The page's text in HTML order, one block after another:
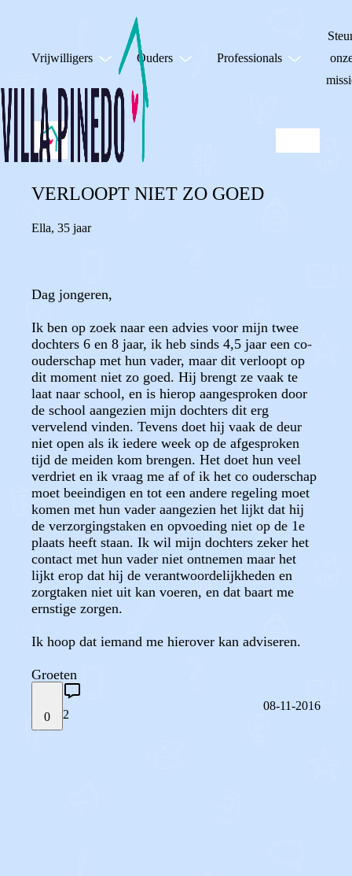
Vrijwilligers Ouders Professionals
VERLOOPT NIET ZO GOED
Ella, 35 jaar
Dag jongeren,
Ik ben op zoek naar een advies voor mijn twee
dochters 6 en 8 jaar, ik heb sinds 4,5 jaar een co-
ouderschap met hun vader, maar dit verloopt op
dit moment niet zo goed. Hij brengt ze vaak te
laat naar school, en is hierop aangesproken door
de school aangezien mijn dochters dit erg
vervelend vinden. Tevens doet hij vaak de deur
niet open als ik iedere week op de afgesproken
tijd de meiden kom brengen. Het doet hun veel
verdriet en ik vraag me af of ik het co ouderschap
moet beeindigen en tot een andere regeling moet
komen met hun vader aangezien het lijkt dat hij
de verzorgingstaken en opvoeding niet op de 1e
plaats heeft staan. Ik wil mijn dochters zeker het
contact met hun vader niet ontnemen maar het
lijkt erop dat hij de verantwoordelijkheden en
zorgtaken niet uit kan voeren, en dat baart me
ernstige zorgen.
Ik hoop dat iemand me hierover kan adviseren.
Groeten
0 2
08-11-2016